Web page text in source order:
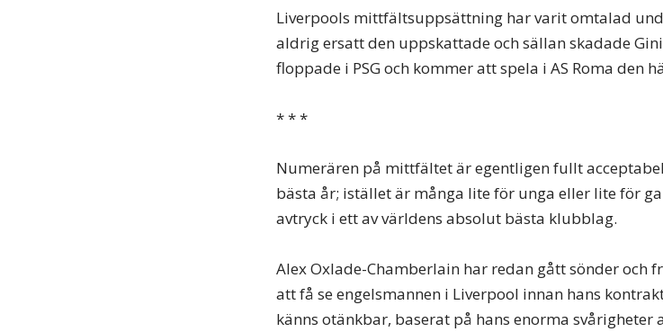
Liverpools mittfältsuppsättning har varit omtalad
aldrig ersatt den uppskattade och sällan skadade
floppade i PSG och kommer att spela i AS Roma den
* * *
Numerären på mittfältet är egentligen fullt
bästa år; istället är många lite för unga eller lite för
avtryck i ett av världens absolut bästa klubblag.
Alex Oxlade-Chamberlain har redan gått sönder och
att få se engelsmannen i Liverpool innan hans
känns otänkbar, baserat på hans enorma svårigheter